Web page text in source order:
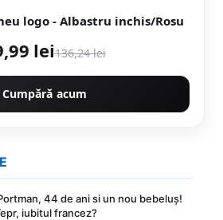
logo - Albastru inchis/Rosu
lei136,24 lei
Cumpără acum
44 de ani si un nou bebeluș!
iubitul francez?